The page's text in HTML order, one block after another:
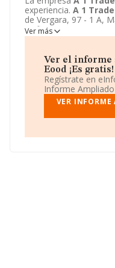
experiencia. A 1
de Vergara, 97 - 1 A,
se fine como 4791 -
intermediación para
Eoodes Otras
Ver más
Ver el informe
Eood ¡Es gratis!
Regístrate en
Informe
VER INFORME